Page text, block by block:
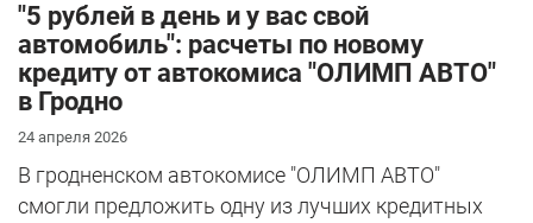
"5 рублей в день и у вас свой
автомобиль": расчеты по новому
кредиту от автокомиса "ОЛИМП АВТО"
в Гродно
24 апреля 2026
В гродненском автокомисе "ОЛИМП АВТО"
смогли предложить одну из лучших кредитных